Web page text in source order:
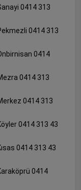
0414 313
0414 313
0414
0414 313
0414 313
0414 313 43
0414 313 43
0414